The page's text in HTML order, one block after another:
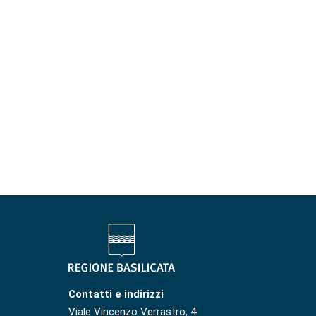
Contatti e indirizzi
Viale Vincenzo Verrastro, 4